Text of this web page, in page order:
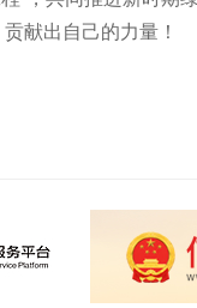
献出自己的力量！